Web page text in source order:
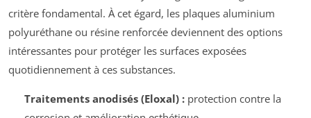
critère fondamental. À cet égard, les plaques aluminium
polyuréthane ou résine renforcée deviennent des options
intéressantes pour protéger les surfaces exposées
quotidiennement à ces substances.
Traitements anodisés (Eloxal) :protection contre la